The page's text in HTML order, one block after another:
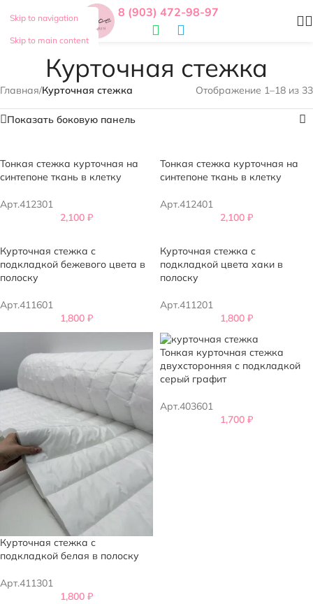
Skip to navigation
Skip to main content
8 (903) 472-98-97
Курточная стежка
Главная/Курточная стежка Отображение 1–18 из 33
Показать боковую панель
Тонкая стежка курточная на
синтепоне ткань в клетку
Арт.412301
2,100 ₽
Тонкая стежка курточная на
синтепоне ткань в клетку
Арт.412401
2,100 ₽
Курточная стежка с
подкладкой бежевого цвета в
полоску
Арт.411601
1,800 ₽
Курточная стежка с
подкладкой цвета хаки в
полоску
Арт.411201
1,800 ₽
Курточная стежка с
подкладкой белая в полоску
Арт.411301
1,800 ₽
Тонкая курточная стежка
двухсторонняя с подкладкой
серый графит
Арт.403601
1,700 ₽